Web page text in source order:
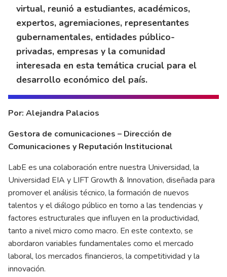
virtual, reunió a estudiantes, académicos,
expertos, agremiaciones, representantes
gubernamentales, entidades público-
privadas, empresas y la comunidad
interesada en esta temática crucial para el
desarrollo económico del país.
Por: Alejandra Palacios
Gestora de comunicaciones – Dirección de
Comunicaciones y Reputación Institucional
LabE es una colaboración entre nuestra Universidad, la
Universidad EIA y LIFT Growth & Innovation, diseñada para
promover el análisis técnico, la formación de nuevos
talentos y el diálogo público en torno a las tendencias y
factores estructurales que influyen en la productividad,
tanto a nivel micro como macro. En este contexto, se
abordaron variables fundamentales como el mercado
laboral, los mercados financieros, la competitividad y la
innovación.